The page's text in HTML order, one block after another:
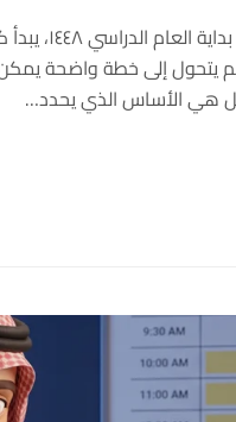
مع
يتحول إلى خطة واضحة يمكن
هي الأساس الذي يحدد…